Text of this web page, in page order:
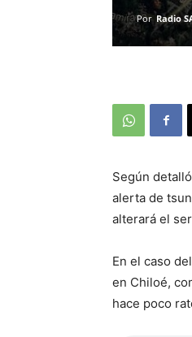
Por Radio
Según
alerta de
alterará el
En el caso
en Chiloé,
hace poco